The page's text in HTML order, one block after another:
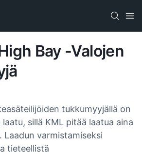
Bay -valojen
tukkumyyjällä on
sillä KML pitää laatua aina
varmistamiseksi
tieteellistä